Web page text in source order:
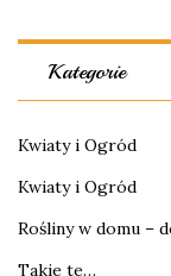
Kategorie
Kwiaty i Ogród
Kwiaty i Ogród
Rośliny w domu –
Takie te…